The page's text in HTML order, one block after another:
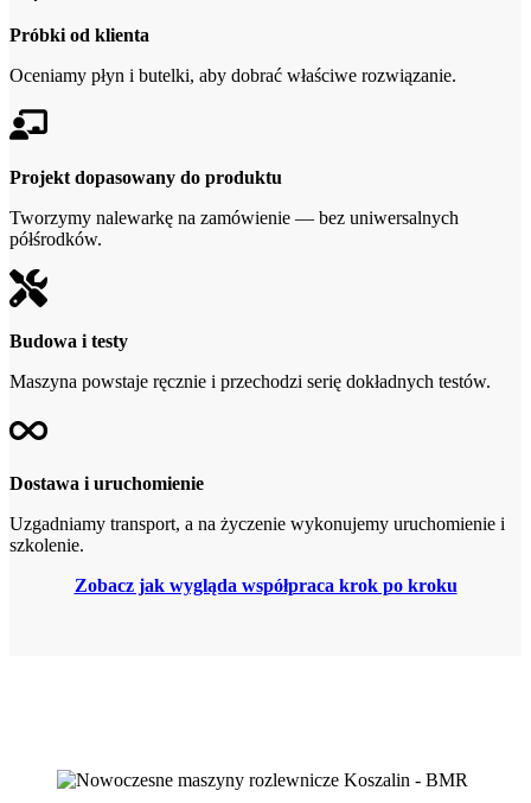
Próbki od klienta
Ocenia­my płyn i butelki, aby dobrać właściwe rozwiązanie.
Projekt dopasowany do produktu
Tworzymy nalewarkę na zamówienie — bez uniwersalnych
półśrodków.
Budowa i testy
Maszyna powstaje ręcznie i przechodzi serię dokładnych testów.
Dostawa i uruchomienie
Uzgadniamy transport, a na życzenie wykonujemy uruchomienie i
szkolenie.
Zobacz jak wygląda współpraca krok po kroku